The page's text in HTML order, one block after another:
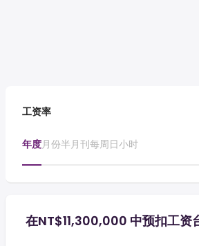
工资率
年度月份半月刊每周日小时
在NT$11,300,000 中预扣工资